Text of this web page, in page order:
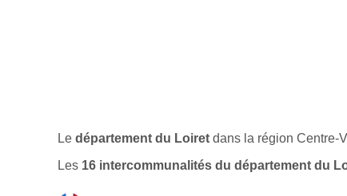
Le département du Loiret dans la région Centre-
Les 16 intercommunalités du département du